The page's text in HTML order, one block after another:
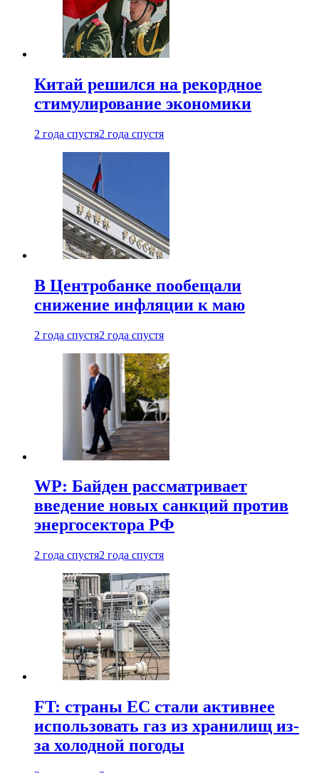
Китай решился на рекордное
стимулирование экономики
2 года спустя2 года спустя
В Центробанке пообещали
снижение инфляции к маю
2 года спустя2 года спустя
WP: Байден рассматривает
введение новых санкций против
энергосектора РФ
2 года спустя2 года спустя
FT: страны ЕС стали активнее
использовать газ из хранилищ из-
за холодной погоды